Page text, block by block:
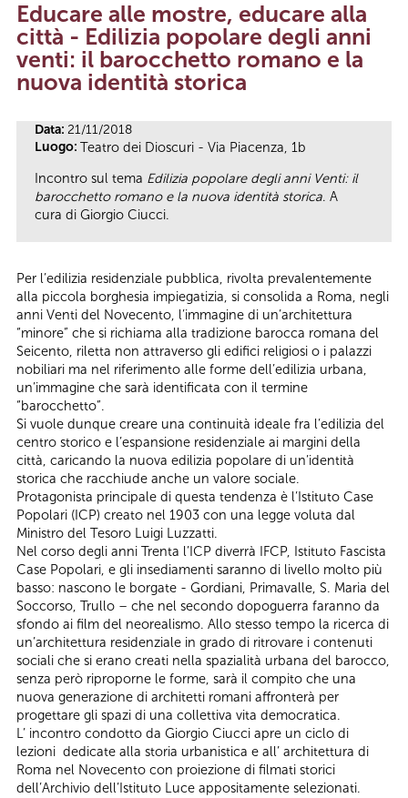
Educare alle mostre, educare alla
città - Edilizia popolare degli anni
venti: il barocchetto romano e la
nuova identità storica
Data: 21/11/2018
Luogo: Teatro dei Dioscuri - Via Piacenza, 1b
Incontro sul tema Edilizia popolare degli anni Venti: il
barocchetto romano e la nuova identità storica. A
cura di Giorgio Ciucci.
Per l’edilizia residenziale pubblica, rivolta prevalentemente
alla piccola borghesia impiegatizia, si consolida a Roma, negli
anni Venti del Novecento, l’immagine di un’architettura
“minore” che si richiama alla tradizione barocca romana del
Seicento, riletta non attraverso gli edifici religiosi o i palazzi
nobiliari ma nel riferimento alle forme dell’edilizia urbana,
un’immagine che sarà identificata con il termine
“barocchetto”.
Si vuole dunque creare una continuità ideale fra l’edilizia del
centro storico e l’espansione residenziale ai margini della
città, caricando la nuova edilizia popolare di un’identità
storica che racchiude anche un valore sociale.
Protagonista principale di questa tendenza è l’Istituto Case
Popolari (ICP) creato nel 1903 con una legge voluta dal
Ministro del Tesoro Luigi Luzzatti.
Nel corso degli anni Trenta l’ICP diverrà IFCP, Istituto Fascista
Case Popolari, e gli insediamenti saranno di livello molto più
basso: nascono le borgate - Gordiani, Primavalle, S. Maria del
Soccorso, Trullo – che nel secondo dopoguerra faranno da
sfondo ai film del neorealismo. Allo stesso tempo la ricerca di
un’architettura residenziale in grado di ritrovare i contenuti
sociali che si erano creati nella spazialità urbana del barocco,
senza però riproporne le forme, sarà il compito che una
nuova generazione di architetti romani affronterà per
progettare gli spazi di una collettiva vita democratica.
L’ incontro condotto da Giorgio Ciucci apre un ciclo di
lezioni dedicate alla storia urbanistica e all’ architettura di
Roma nel Novecento con proiezione di filmati storici
dell’Archivio dell’Istituto Luce appositamente selezionati.